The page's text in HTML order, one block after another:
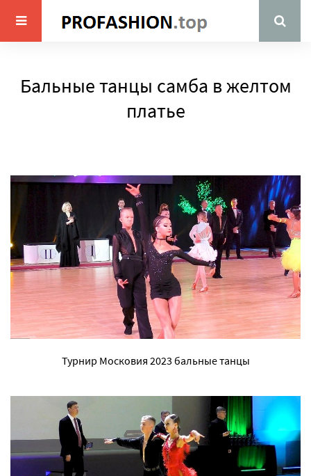
Бальные танцы самба в желтом
платье
Турнир Московия 2023 бальные танцы